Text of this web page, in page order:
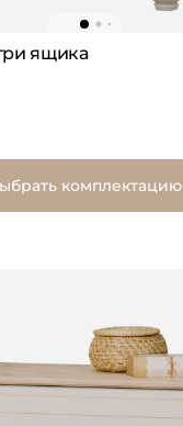
ящика
комплектацию